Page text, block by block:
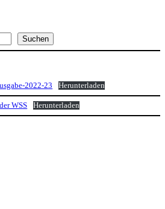
Suchen
2022-23 Herunterladen
WSS Herunterladen